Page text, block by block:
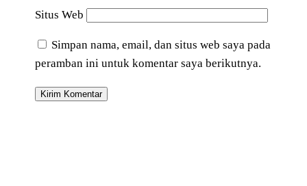
Situs Web
Simpan nama, email, dan situs web saya pada
peramban ini untuk komentar saya berikutnya.